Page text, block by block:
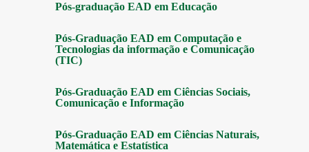
Pós-graduação EAD em Educação
Pós-Graduação EAD em Computação e
Tecnologias da informação e Comunicação
(TIC)
Pós-Graduação EAD em Ciências Sociais,
Comunicação e Informação
Pós-Graduação EAD em Ciências Naturais,
Matemática e Estatística